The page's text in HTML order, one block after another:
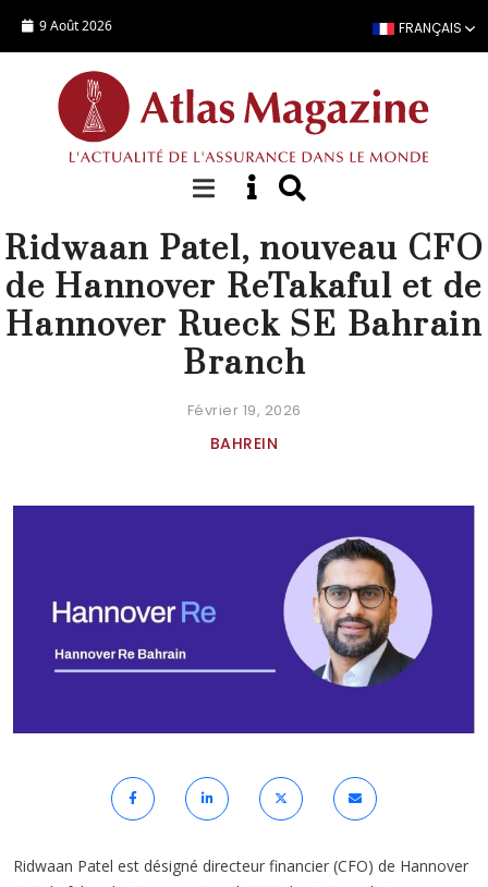
9 Août 2026 FRANÇAIS
NOMINATION
Ridwaan Patel, nouveau CFO
de Hannover ReTakaful et de
Hannover Rueck SE Bahrain
Branch
Février 19, 2026
BAHREIN
Ridwaan Patel est désigné directeur financier (CFO) de Hannover